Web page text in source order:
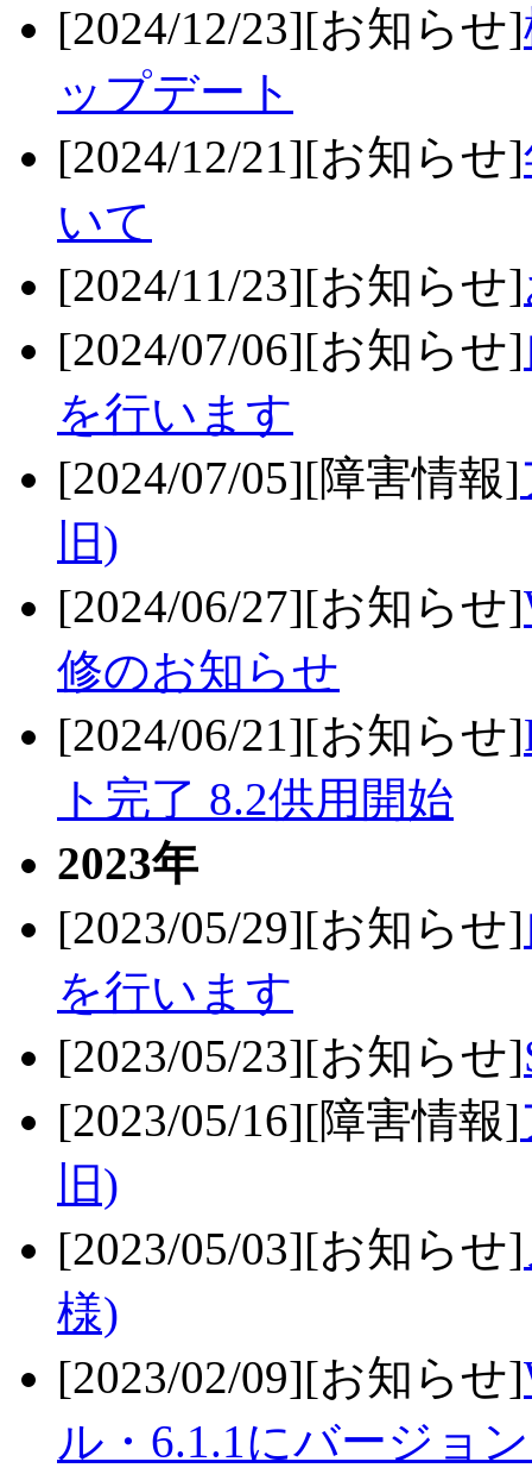
[2024/12/23][お知らせ]
ップデート
[2024/12/21][お知らせ]
いて
[2024/11/23][お知らせ]
[2024/07/06][お知らせ]
を行います
[2024/07/05][障害情報]
旧)
[2024/06/27][お知らせ]
修のお知らせ
[2024/06/21][お知らせ]
ト完了 8.2供用開始
2023年
[2023/05/29][お知らせ]
を行います
[2023/05/23][お知らせ]
[2023/05/16][障害情報]
旧)
[2023/05/03][お知らせ]
様)
[2023/02/09][お知らせ]
ル・6.1.1にバージョ